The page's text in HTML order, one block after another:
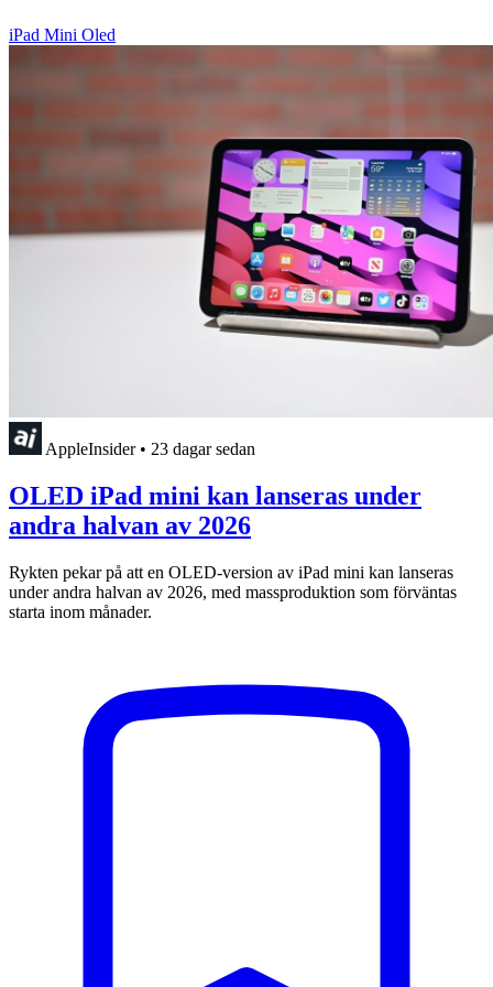
iPad Mini Oled
AppleInsider • 23 dagar sedan
OLED iPad mini kan lanseras under
andra halvan av 2026
Rykten pekar på att en OLED-version av iPad mini kan lanseras
under andra halvan av 2026, med massproduktion som förväntas
starta inom månader.